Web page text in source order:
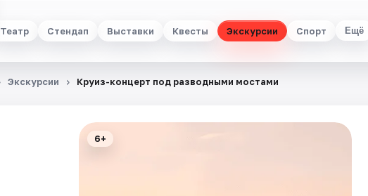
Театр Стендап Выставки Квесты Экскурсии Спорт Ещё
Экскурсии Круиз-концерт под разводными мостами
6+